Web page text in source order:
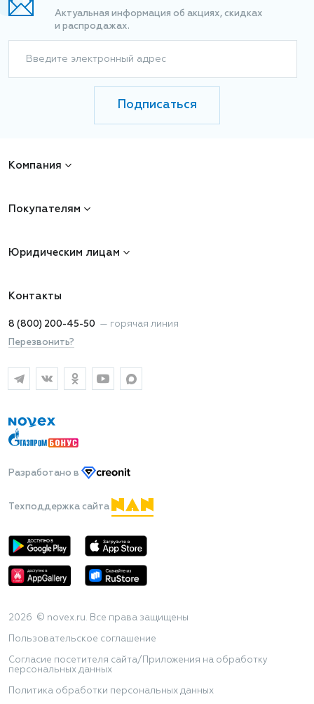
Актуальная информация об акциях, скидках
и распродажах.
Введите электронный адрес
Подписаться
Компания
Покупателям
Юридическим лицам
Контакты
8 (800) 200-45-50 — горячая линия
Перезвонить?
Разработано в
Техподдержка сайта
2026 © novex.ru. Все права защищены
Пользовательское соглашение
Согласие посетителя сайта/Приложения на обработку
персональных данных
Политика обработки персональных данных